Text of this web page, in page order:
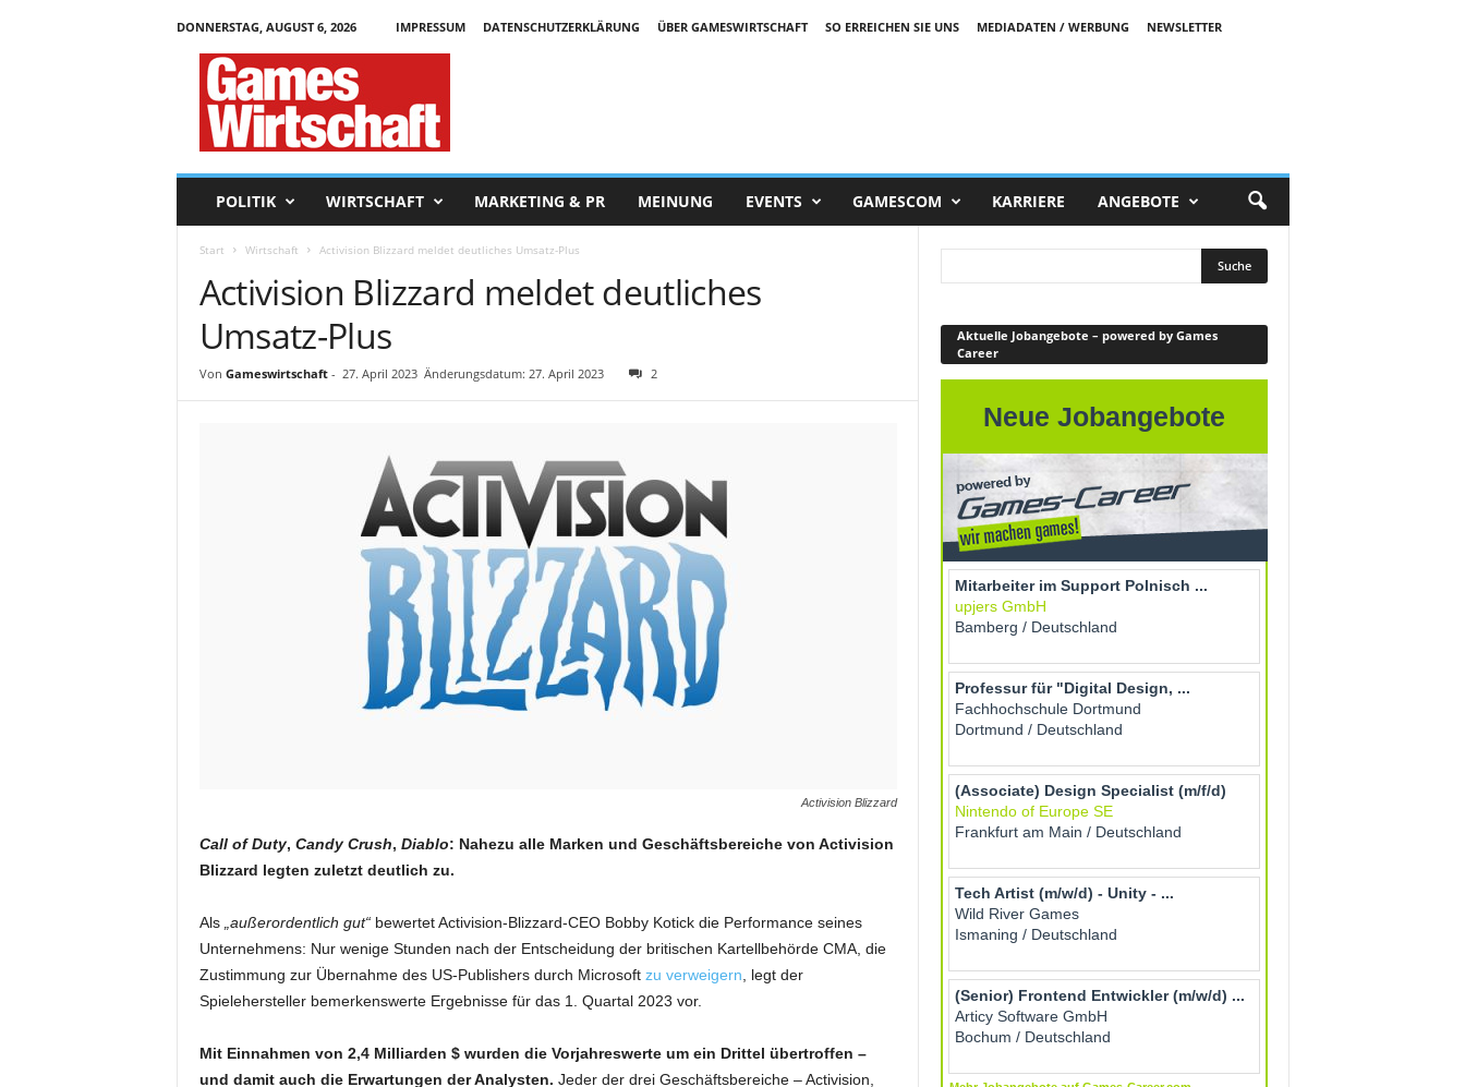
DONNERSTAG, AUGUST 6, 2026 IMPRESSUM DATENSCHUTZERKLÄRUNG ÜBER GAMESWIRTSCHAFT SO ERREICHEN SIE UNS MEDIADATEN / WERBUNG
NEWSLETTER
POLITIK WIRTSCHAFT MARKETING & PR MEINUNG EVENTS GAMESCOM KARRIERE ANGEBOTE
Start Wirtschaft Activision Blizzard meldet deutliches Umsatz-Plus
Activision Blizzard meldet deutliches
Umsatz-Plus
Von Gameswirtschaft- 27. April 2023 Änderungsdatum: 27. April 2023 2
Activision Blizzard
Call of Duty, Candy Crush, Diablo: Nahezu alle Marken und Geschäftsbereiche von Activision
Blizzard legten zuletzt deutlich zu.
Als„außerordentlich gut“bewertet Activision-Blizzard-CEO Bobby Kotick die Performance seines
Unternehmens: Nur wenige Stunden nach der Entscheidung der britischen Kartellbehörde CMA, die
Zustimmung zur Übernahme des US-Publishers durch Microsoft zu verweigern , legt der
Spielehersteller bemerkenswerte Ergebnisse für das 1. Quartal 2023 vor.
Mit Einnahmen von 2,4 Milliarden $ wurden die Vorjahreswerte um ein Drittel übertroffen –
und damit auch die Erwartungen der Analysten. Jeder der drei Geschäftsbereiche – Activision,
Aktuelle Jobangebote – powered by Games
Career